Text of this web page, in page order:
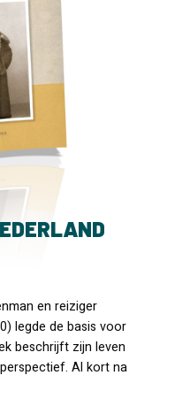
en reiziger
legde de basis voor
beschrijft zijn leven
Al kort na